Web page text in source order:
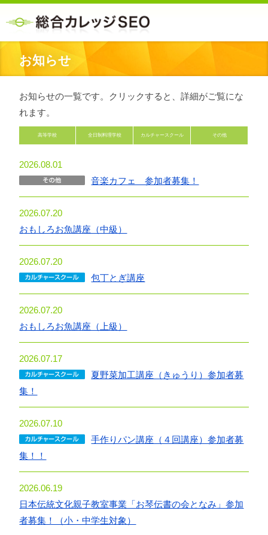
お知らせ
お知らせの一覧です。クリックすると、詳細がご覧にな
れます。
高等学校 全日制料理学校 カルチャースクール その他
2026.08.01
音楽カフェ 参加者募集！
2026.07.20
おもしろお魚講座（中級）
2026.07.20
包丁とぎ講座
2026.07.20
おもしろお魚講座（上級）
2026.07.17
夏野菜加工講座（きゅうり）参加者募
集！
2026.07.10
手作りパン講座（４回講座）参加者募
集！！
2026.06.19
日本伝統文化親子教室事業「お琴伝書の会となみ」参加
者募集！（小・中学生対象）